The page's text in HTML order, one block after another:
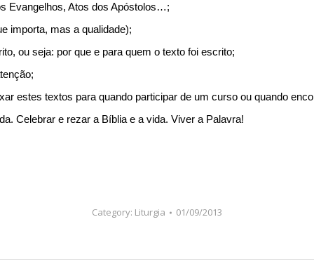
Evangelhos, Atos dos Apóstolos…;
importa, mas a qualidade);
ou seja: por que e para quem o texto foi escrito;
estes textos para quando participar de um curso ou quando
Celebrar e rezar a Bíblia e a vida. Viver a Palavra!
Category: Liturgia 01/09/2013